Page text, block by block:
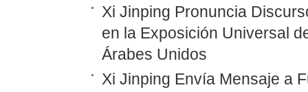
Xi Jinping Pronuncia
en la Exposición Universal
Árabes Unidos
Xi Jinping Envía Mensaje a